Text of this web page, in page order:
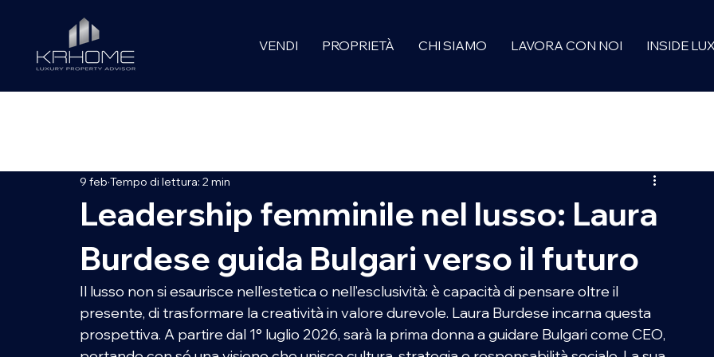
VENDI PROPRIETÀ CHI SIAMO LAVORA CON NOI INSIDE
CULTURE STORY
Leadership femminile nel lusso: Laura
Burdese guida Bulgari verso il futuro
9 feb Tempo di lettura: 2 min
Il lusso non si esaurisce nell’estetica o nell’esclusività: è capacità di pensare oltre il
presente, di trasformare la creatività in valore durevole. Laura Burdese incarna questa
prospettiva. A partire dal 1° luglio 2026, sarà la prima donna a guidare Bulgari come CEO,